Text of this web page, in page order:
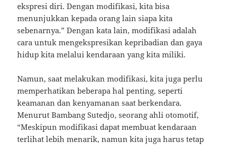
ekspresi diri. Dengan modifikasi, kita bisa
menunjukkan kepada orang lain siapa kita
sebenarnya.” Dengan kata lain, modifikasi adalah
cara untuk mengekspresikan kepribadian dan gaya
hidup kita melalui kendaraan yang kita miliki.
Namun, saat melakukan modifikasi, kita juga perlu
memperhatikan beberapa hal penting, seperti
keamanan dan kenyamanan saat berkendara.
Menurut Bambang Sutedjo, seorang ahli otomotif,
“Meskipun modifikasi dapat membuat kendaraan
terlihat lebih menarik, namun kita juga harus tetap